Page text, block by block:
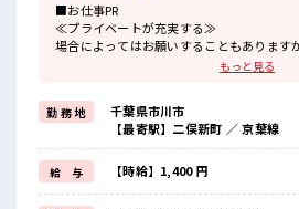
■お仕事PR
≪プライベートが充実する≫
場合によってはお願いすることもありますが
週末は家族や友人と一緒にプライベート満喫
≪初めての仕事だけど自分にもできそう≫
新しいことにチャレンジするのは不安だけど
しっかり働く環境が整っています！
イチからスキルUP・ステップUP目指してい
≪自分に合った期間で働ける≫
福利厚生が整った派遣のお仕事です！
もっと見る
勤 務 地
千葉県市川市
【最寄駅】二俣新町 ／ 京葉線
給 与 【時給】1,400 円